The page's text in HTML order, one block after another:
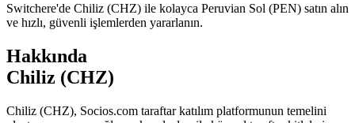
Switchere'de Chiliz (CHZ) ile kolayca Peruvian Sol (PEN) satın alın
ve hızlı, güvenli işlemlerden yararlanın.
Hakkında
Chiliz (CHZ)
Chiliz (CHZ), Socios.com taraftar katılım platformunun temelini